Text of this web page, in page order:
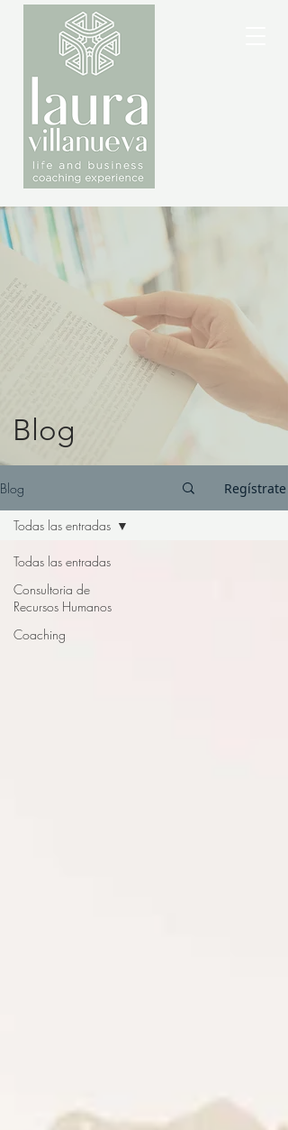
Blog
Blog Regístrate
Todas las entradas
Consultoria de
Recursos Humanos
Coaching
Todas las entradas